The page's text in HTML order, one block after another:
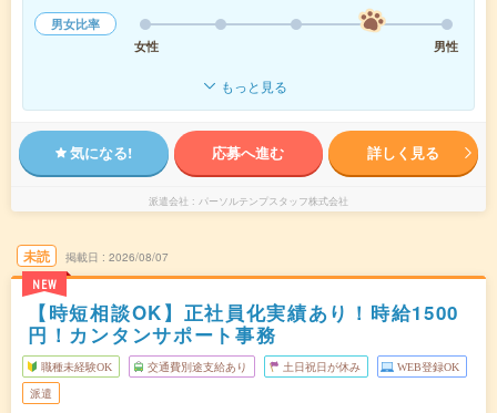
男女比率
女性
男性
もっと見る
気になる! 応募へ進む 詳しく見る
派遣会社 パーソルテンプスタッフ株式会社
未読
NEW
掲載日 2026/08/07
【時短相談OK】正社員化実績あり！時給1500
円！カンタンサポート事務
職種未経験OK 交通費別途支給あり 土日祝日が休み WEB登録OK
派遣